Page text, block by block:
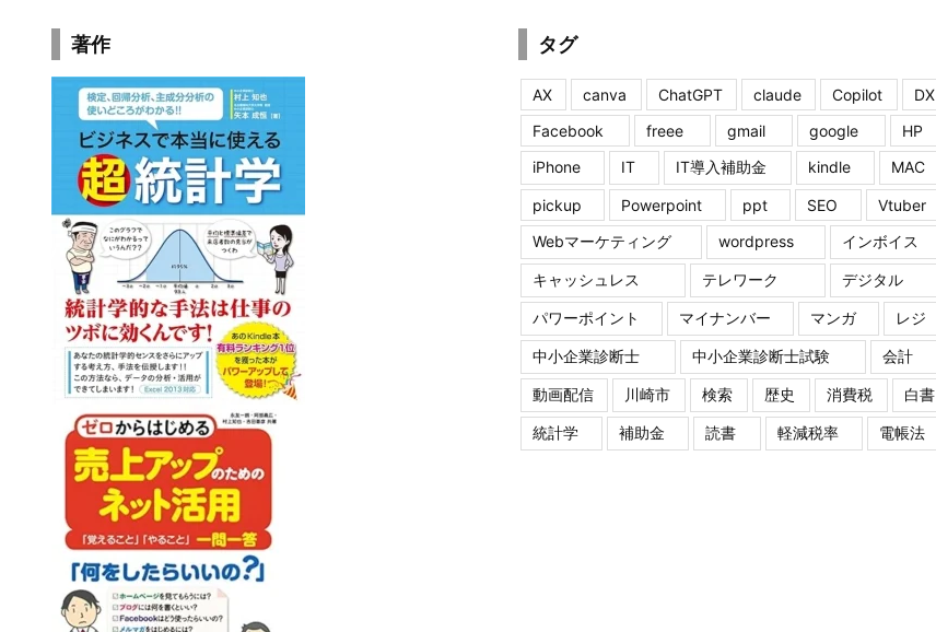
著作 タグ
AX canva ChatGPT claude Copilot
DX
Facebook
freee gmail google
HP
iPhone
IT IT導入補助金 kindle MAC
pickup Powerpoint ppt SEO
Vtuber
Webマーケティング
wordpress インボイス
キャッシュレス テレワーク デジタル
パワーポイント マイナンバー マンガ レジ
中小企業診断士 中小企業診断士試験 会計
動画配信 川崎市 検索 歴史 消費税 白書
統計学 補助金 読書 軽減税率 電帳法